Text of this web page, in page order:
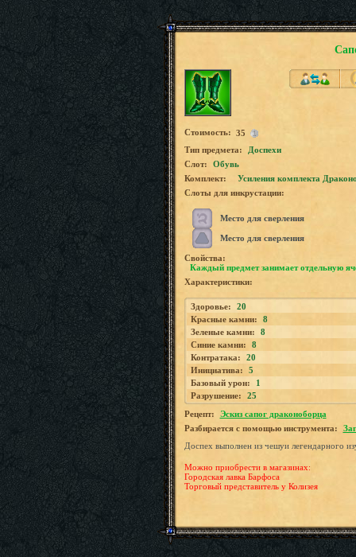
Стоимость: 35
Tип предмета:
Доспехи
Слот:
Обувь
Комплект:
Усиления комплекта
Слоты для инкрустации:
Место для сверления
Место для сверления
Свойства:
Каждый предмет занимает отдельную
Характеристики:
Здоровье:
20
Красные камни:
8
Зеленые камни:
8
Синие камни:
8
Контратака:
20
Инициатива:
5
Базовый урон:
1
Разрушение:
25
Рецепт:
Эскиз сапог драконоборца
Разбирается с помощью инструмента:
Доспех выполнен из чешуи легендарного
Можно приобрести в магазинах:
Городская лавка Барфоса
Торговый представитель у Колизея